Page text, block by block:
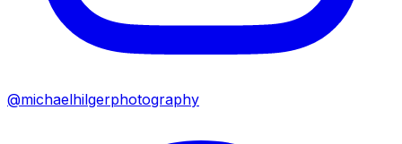
@michaelhilgerphotography